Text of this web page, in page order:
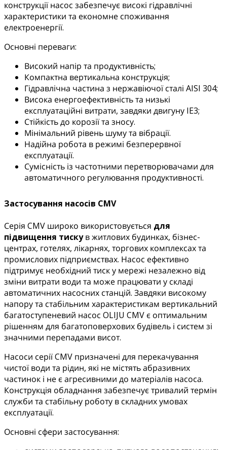
конструкції насос забезпечує високі гідравлічні
характеристики та економне споживання
електроенергії.
Основні переваги:
Високий напір та продуктивність;
Компактна вертикальна конструкція;
Гідравлічна частина з нержавіючої сталі AISI 304;
Висока енергоефективність та низькі
експлуатаційні витрати, завдяки двигуну IE3;
Стійкість до корозії та зносу.
Мінімальний рівень шуму та вібрації.
Надійна робота в режимі безперервної
експлуатації.
Сумісність із частотними перетворювачами для
автоматичного регулювання продуктивності.
Застосування насосів CMV
Серія CMV широко використовується для
підвищення тискув житлових будинках, бізнес-
центрах, готелях, лікарнях, торгових комплексах та
промислових підприємствах. Насос ефективно
підтримує необхідний тиск у мережі незалежно від
зміни витрати води та може працювати у складі
автоматичних насосних станцій. Завдяки високому
напору та стабільним характеристикам вертикальний
багатоступеневий насос OLIJU CMV є оптимальним
рішенням для багатоповерхових будівель і систем зі
значними перепадами висот.
Насоси серії CMV призначені для перекачування
чистої води та рідин, які не містять абразивних
частинок і не є агресивними до матеріалів насоса.
Конструкція обладнання забезпечує тривалий термін
служби та стабільну роботу в складних умовах
експлуатації.
Основні сфери застосування: